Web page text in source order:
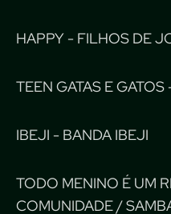
HAPPY - FILHOS DE
TEEN GATAS E
IBEJI - BANDA IBEJI
TODO MENINO É UM
COMUNIDADE /